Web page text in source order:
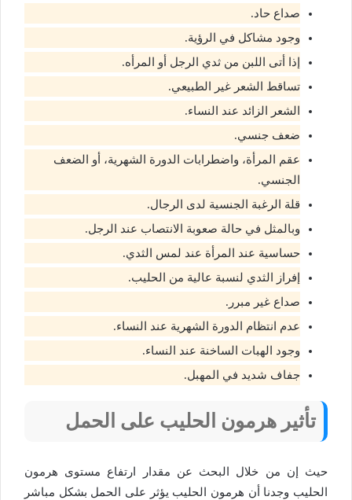
صداع حاد.
وجود مشاكل في الرؤية.
إذا أتى اللبن من ثدي الرجل أو المرأه.
تساقط الشعر غير الطبيعي.
الشعر الزائد عند النساء.
ضعف جنسي.
عقم المرأة، واضطرابات الدورة الشهرية، أو الضعف
الجنسي.
قلة الرغبة الجنسية لدى الرجال.
وبالمثل في حالة صعوبة الانتصاب عند الرجل.
حساسية عند المرأة عند لمس الثدي.
إفراز الثدي لنسبة عالية من الحليب.
صداع غير مبرر.
عدم انتظام الدورة الشهرية عند النساء.
وجود الهبات الساخنة عند النساء.
جفاف شديد في المهبل.
تأثير هرمون الحليب على الحمل
حيث إن من خلال البحث عن مقدار ارتفاع مستوى هرمون
الحليب وجدنا أن هرمون الحليب يؤثر على الحمل بشكل مباشر